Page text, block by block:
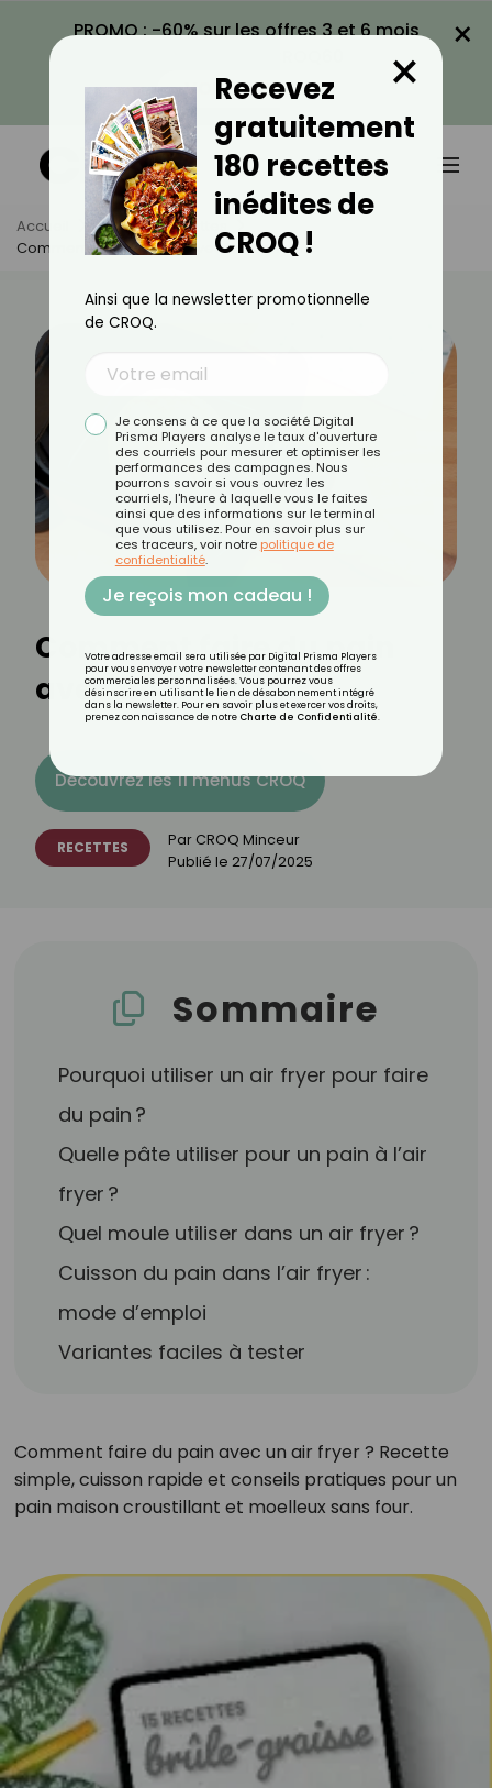
PROMO : -60% sur les offres 3 et 6 mois
VOIR LA PROMO
×
Accueil Actus
Recettes
Comment Faire Du Pain Avec Un Air Fryer ?
Comment faire du pain
avec un air fryer ?
Découvrez les 11 menus CROQ
RECETTES Par CROQ Minceur
Publié le 27/07/2025
Sommaire
Pourquoi utiliser un air fryer pour faire
du pain ?
Quelle pâte utiliser pour un pain à l’air
fryer ?
Quel moule utiliser dans un air fryer ?
Cuisson du pain dans l’air fryer :
mode d’emploi
Variantes faciles à tester
Comment faire du pain avec un air fryer ? Recette
simple, cuisson rapide et conseils pratiques pour un
pain maison croustillant et moelleux sans four.
Recevez
gratuitement
180 recettes
inédites de
CROQ !
×
Ainsi que la newsletter promotionnelle
de CROQ.
Je consens à ce que la société Digital
Prisma Players analyse le taux d'ouverture
des courriels pour mesurer et optimiser les
performances des campagnes. Nous
pourrons savoir si vous ouvrez les
courriels, l'heure à laquelle vous le faites
ainsi que des informations sur le terminal
que vous utilisez. Pour en savoir plus sur
ces traceurs, voir notre politique de
confidentialité.
Je reçois mon cadeau !
Votre adresse email sera utilisée par Digital Prisma Players
pour vous envoyer votre newsletter contenant des offres
commerciales personnalisées. Vous pourrez vous
désinscrire en utilisant le lien de désabonnement intégré
dans la newsletter. Pour en savoir plus et exercer vos droits,
prenez connaissance de notre Charte de Confidentialité.